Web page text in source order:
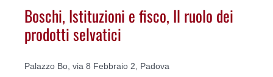
Boschi, Istituzioni e fisco, Il ruolo dei
prodotti selvatici
Palazzo Bo, via 8 Febbraio 2, Padova